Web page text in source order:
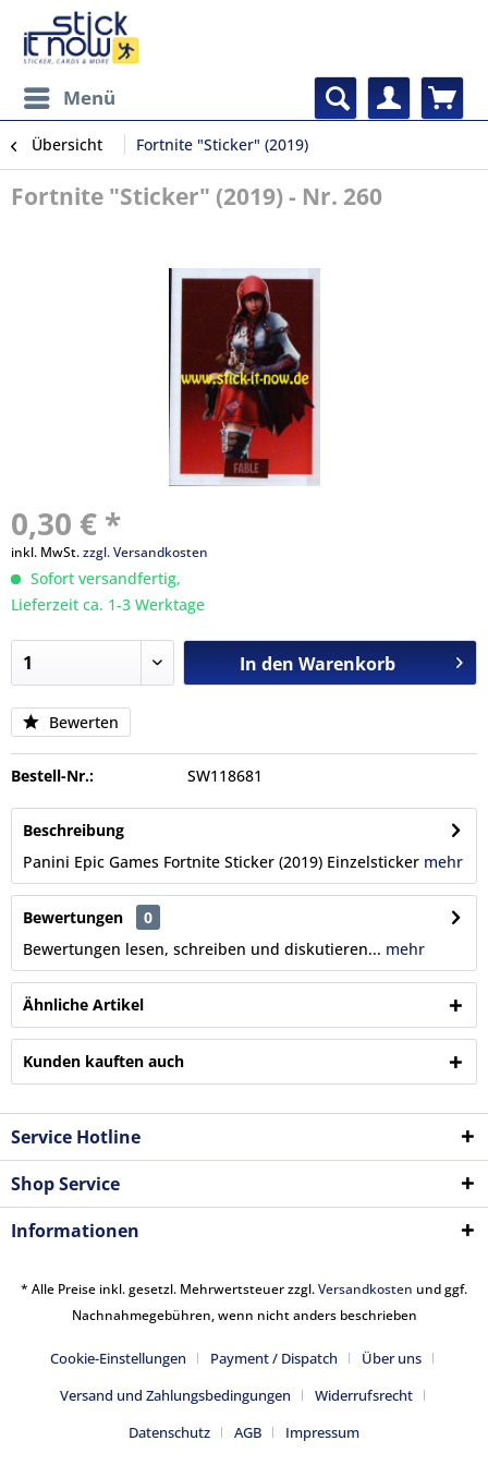
Menü
Übersicht Fortnite "Sticker" (2019)
Fortnite "Sticker" (2019) - Nr. 260
0,30 € *
inkl. MwSt.zzgl. Versandkosten
Sofort versandfertig,
Lieferzeit ca. 1-3 Werktage
In den Warenkorb
Bewerten
Bestell-Nr.: SW118681
Beschreibung
Panini Epic Games Fortnite Sticker (2019) Einzelsticker mehr
Bewertungen
0
Bewertungen lesen, schreiben und diskutieren... mehr
Ähnliche Artikel
Kunden kauften auch
Service Hotline
Shop Service
Informationen
* Alle Preise inkl. gesetzl. Mehrwertsteuer zzgl.Versandkosten und ggf.
Nachnahmegebühren, wenn nicht anders beschrieben
Cookie-Einstellungen Payment / Dispatch
Über uns
Versand und Zahlungsbedingungen
Widerrufsrecht
Datenschutz
AGB Impressum